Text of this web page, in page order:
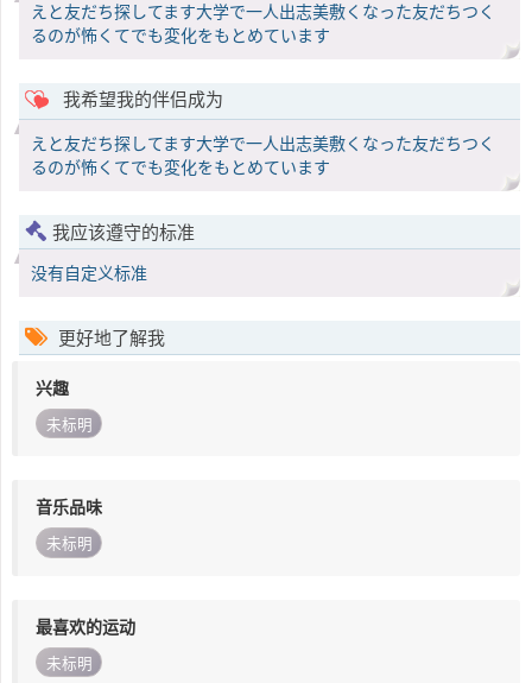
えと友だち探してます大学で一人出志美敷くなった友だちつく
るのが怖くてでも変化をもとめています
我希望我的伴侣成为
えと友だち探してます大学で一人出志美敷くなった友だちつく
るのが怖くてでも変化をもとめています
我应该遵守的标准
没有自定义标准
更好地了解我
兴趣
未标明
音乐品味
未标明
最喜欢的运动
未标明